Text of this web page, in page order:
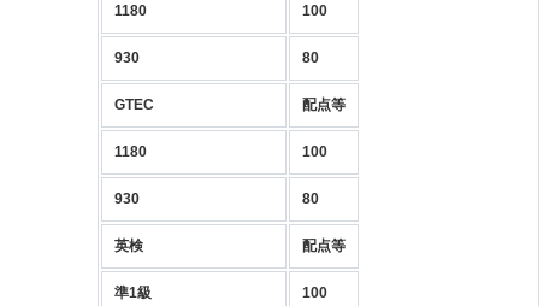
1180 100
930 80
GTEC 配点等
1180 100
930 80
英検 配点等
準1級 100